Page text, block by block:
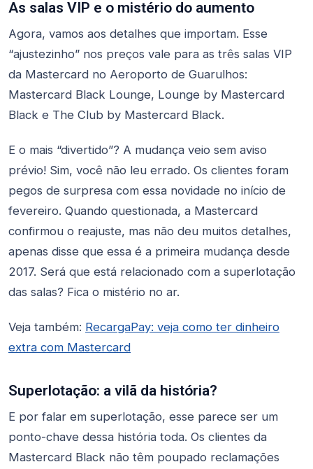
As salas VIP e o mistério do aumento
Agora, vamos aos detalhes que importam. Esse
“ajustezinho” nos preços vale para as três salas VIP
da Mastercard no Aeroporto de Guarulhos:
Mastercard Black Lounge, Lounge by Mastercard
Black e The Club by Mastercard Black.
E o mais “divertido”? A mudança veio sem aviso
prévio! Sim, você não leu errado. Os clientes foram
pegos de surpresa com essa novidade no início de
fevereiro. Quando questionada, a Mastercard
confirmou o reajuste, mas não deu muitos detalhes,
apenas disse que essa é a primeira mudança desde
2017. Será que está relacionado com a superlotação
das salas? Fica o mistério no ar.
Veja também: RecargaPay: veja como ter dinheiro
extra com Mastercard
Superlotação: a vilã da história?
E por falar em superlotação, esse parece ser um
ponto-chave dessa história toda. Os clientes da
Mastercard Black não têm poupado reclamações